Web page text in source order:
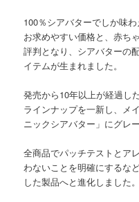
100％シアバターでしか味
お求めやすい価格と、赤ち
評判となり、シアバターの
イテムが生まれました。
発売から10年以上が経過し
ラインナップを一新し、メ
ニックシアバター」にグレ
全商品でパッチテストとア
わないことを明確にするな
した製品へと進化しました。